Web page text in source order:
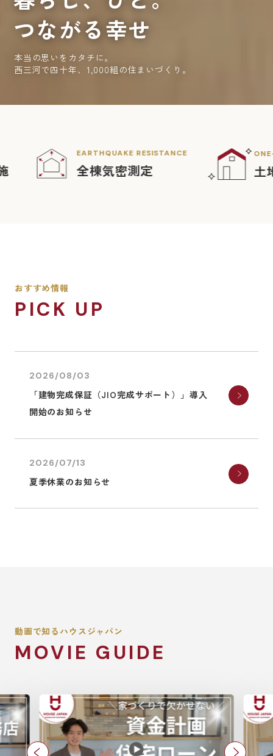
つながる幸せ
本当の思いをカタチに。
西三河で四十年、1,000組の住まいづくり。
RESISTANCE
気密測定
ONE-STOP SUPPORT
土地探しからワン
おすすめ情報
PICK UP
2026/08/03
「建物完成保証（JIO完成サポート）」導入
開始のお知らせ
2026/07/13
夏季休業のお知らせ
動画で知るハウスジャパン
MOVIE GUIDE